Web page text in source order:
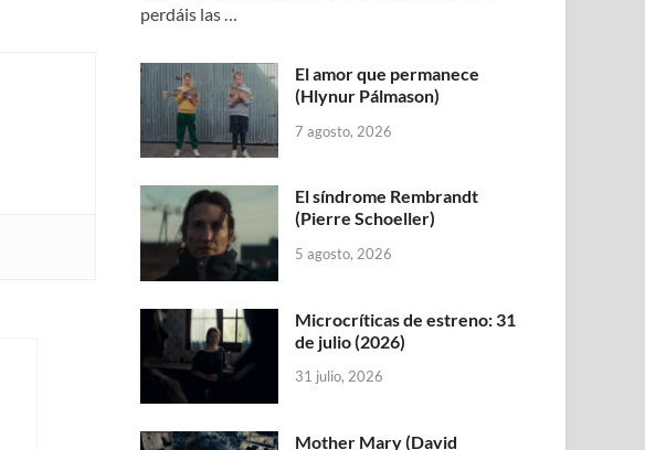
perdáis las …
El amor que permanece
(Hlynur Pálmason)
7 agosto, 2026
El síndrome Rembrandt
(Pierre Schoeller)
5 agosto, 2026
Microcríticas de estreno: 31
de julio (2026)
31 julio, 2026
Mother Mary (David